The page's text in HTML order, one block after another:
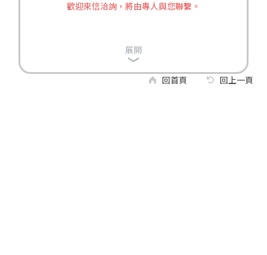
展開
歡迎來信洽詢，將由專人與您聯繫。
回首頁 回上一頁